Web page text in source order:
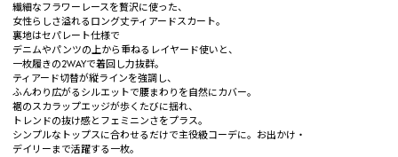
繊細なフラワーレースを贅沢に使った、
女性らしさ溢れるロング丈ティアードスカート。
裏地はセパレート仕様で
デニムやパンツの上から重ねるレイヤード使いと、
一枚履きの2WAYで着回し力抜群。
ティアード切替が縦ラインを強調し、
ふんわり広がるシルエットで腰まわりを自然にカバー。
裾のスカラップエッジが歩くたびに揺れ、
トレンドの抜け感とフェミニンさをプラス。
シンプルなトップスに合わせるだけで主役級コーデに。お出かけ・
デイリーまで活躍する一枚。